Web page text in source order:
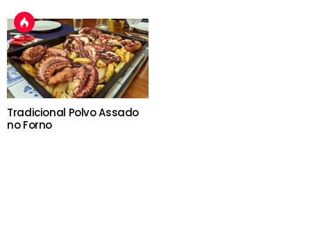
Tradicional Polvo Assado
no Forno